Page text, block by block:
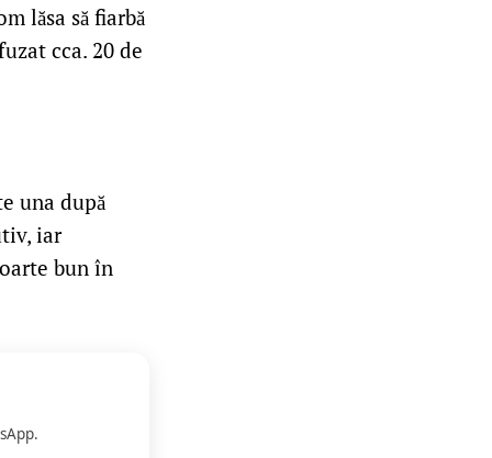
lăsa să fiarbă
cca. 20 de
una după
iar
bun în